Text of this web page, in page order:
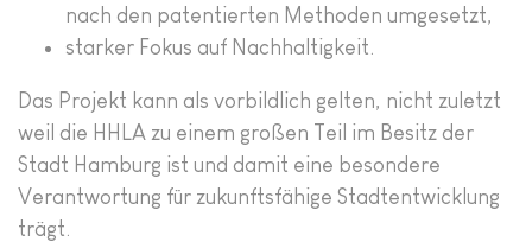
nach den patentierten Methoden umgesetzt,
starker Fokus auf Nachhaltigkeit.
Das Projekt kann als vorbildlich gelten, nicht zuletzt
weil die HHLA zu einem großen Teil im Besitz der
Stadt Hamburg ist und damit eine besondere
Verantwortung für zukunftsfähige Stadtentwicklung
trägt.